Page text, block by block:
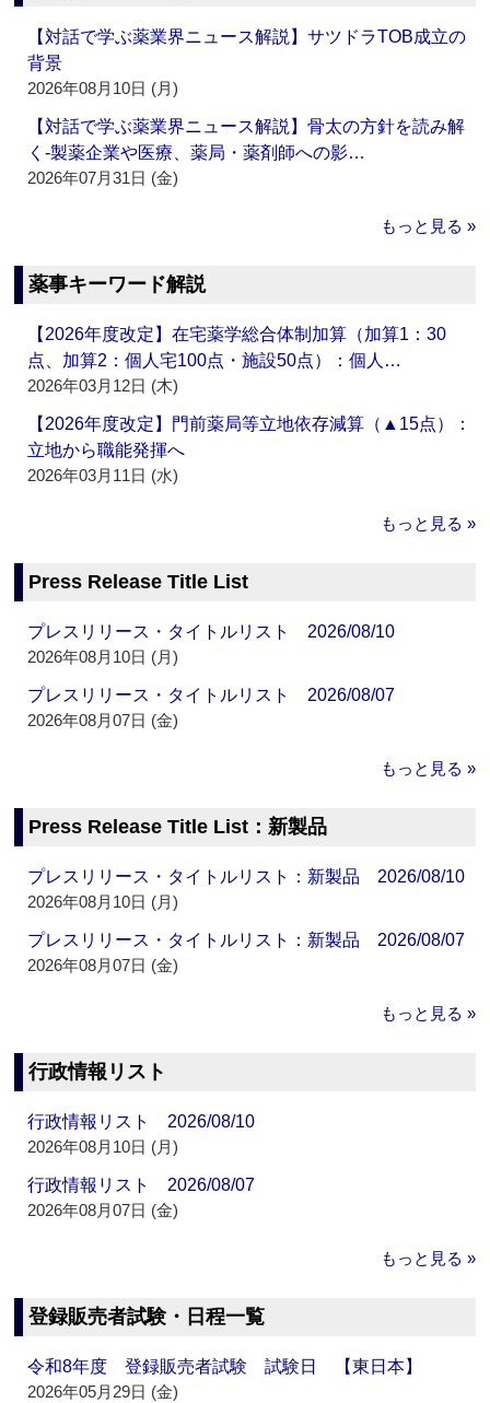
【対話で学ぶ薬業界ニュース解説】サツドラTOB成立の
背景
2026年08月10日 (月)
【対話で学ぶ薬業界ニュース解説】骨太の方針を読み解
く‐製薬企業や医療、薬局・薬剤師への影…
2026年07月31日 (金)
もっと見る »
薬事キーワード解説
【2026年度改定】在宅薬学総合体制加算（加算1：30
点、加算2：個人宅100点・施設50点）：個人…
2026年03月12日 (木)
【2026年度改定】門前薬局等立地依存減算（▲15点）：
立地から職能発揮へ
2026年03月11日 (水)
もっと見る »
Press Release Title List
プレスリリース・タイトルリスト 2026/08/10
2026年08月10日 (月)
プレスリリース・タイトルリスト 2026/08/07
2026年08月07日 (金)
もっと見る »
Press Release Title List：新製品
プレスリリース・タイトルリスト：新製品 2026/08/10
2026年08月10日 (月)
プレスリリース・タイトルリスト：新製品 2026/08/07
2026年08月07日 (金)
もっと見る »
行政情報リスト
行政情報リスト 2026/08/10
2026年08月10日 (月)
行政情報リスト 2026/08/07
2026年08月07日 (金)
もっと見る »
登録販売者試験・日程一覧
令和8年度 登録販売者試験 試験日 【東日本】
2026年05月29日 (金)